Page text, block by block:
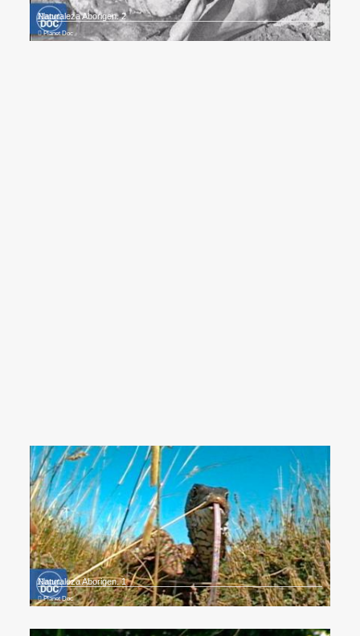
Naturaleza Aborigen. 2
Planet Doc
Naturaleza Aborigen. 1
Planet Doc